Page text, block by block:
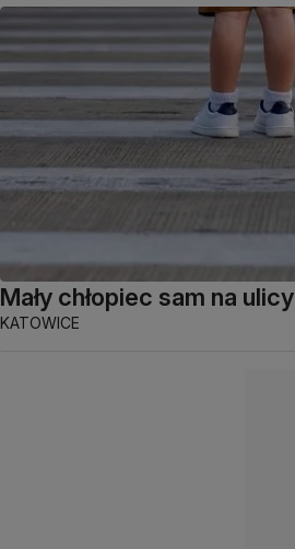
Mały chłopiec sam na ulicy
KATOWICE